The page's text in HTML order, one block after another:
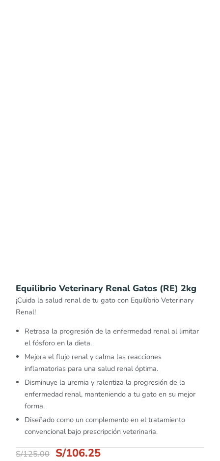
Equilibrio Veterinary Renal Gatos (RE) 2kg
¡Cuida la salud renal de tu gato con Equilíbrio Veterinary
Renal!
Retrasa la progresión de la enfermedad renal al limitar
el fósforo en la dieta.
Mejora el flujo renal y calma las reacciones
inflamatorias para una salud renal óptima.
Disminuye la uremia y ralentiza la progresión de la
enfermedad renal, manteniendo a tu gato en su mejor
forma.
Diseñado como un complemento en el tratamiento
convencional bajo prescripción veterinaria.
S/125.00 S/106.25